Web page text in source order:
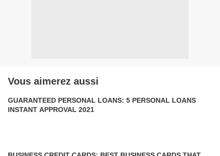
Vous aimerez aussi
GUARANTEED PERSONAL LOANS: 5 PERSONAL LOANS
INSTANT APPROVAL 2021